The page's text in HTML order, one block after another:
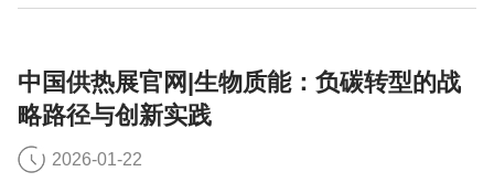
中国供热展官网|生物质能：负碳转型的战
略路径与创新实践
2026-01-22